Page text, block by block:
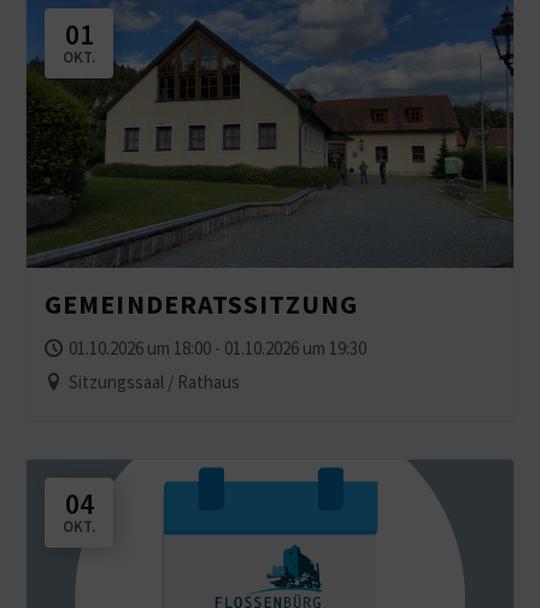
01
OKT.
GEMEIN­DE­RATS­SITZUNG
01.10.2026 um 18:00 - 01.10.2026 um 19:30
Sitzungssaal / Rathaus
04
OKT.